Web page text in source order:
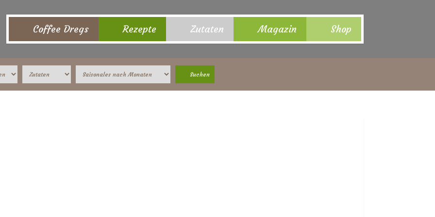
Coffee Dregs Rezepte Zutaten Magazin Shop